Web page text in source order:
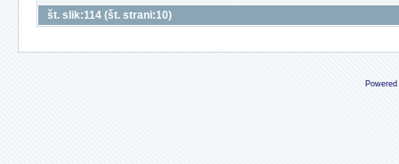
št. slik:114 (št. strani:10)